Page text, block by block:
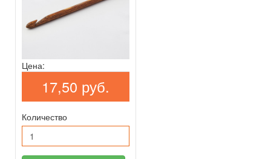
Цена:
17,50 руб.
Количество